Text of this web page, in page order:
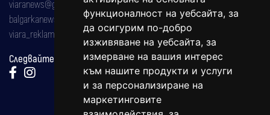
функционалност на уебсайта, за
да осигурим по-добро
изживяване на уебсайта, за
измерване на вашия интерес
към нашите продукти и услуги
и за персонализиране на
маркетинговите
viaranews@gmail.com
balgarkanews@gmail.com
viara_reklama@mail.bg
Следвайте ни: